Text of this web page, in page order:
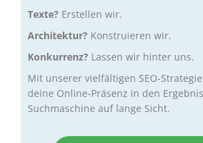
Texte? Erstellen wir.
Architektur? Konstruieren wir.
Konkurrenz? Lassen wir hinter uns.
Mit unserer vielfältigen SEO-
deine Online-Präsenz in den
Suchmaschine auf lange Sicht.